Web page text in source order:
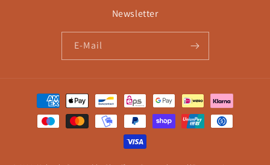
Newsletter
E-Mail
Zahlungsmethoden